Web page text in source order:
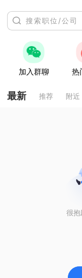
加入群聊 热
最新 推荐 附近
很抱